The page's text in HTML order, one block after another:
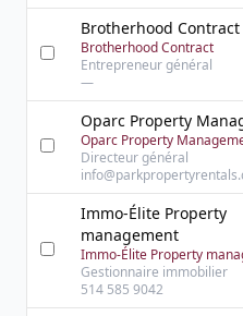
Brotherhood Contract
Brotherhood Contract
Entrepreneur général
—
Oparc Property
Oparc Property
Directeur général
Immo-Élite Property
management
Immo-Élite Property
Gestionnaire immobilier
514 585 9042